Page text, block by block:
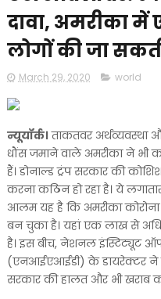
दावा, अमरीका में
लोगों की जा
March 29, 2020 world
न्यूयॉर्क।ताकतवर अर्थव्यवस्था
धौंस जमाने वाले अमरीका ने भी
हैं। डोनाल्ड ट्रंप सरकार की
करना कठिन हो रहा है। ये
आलम यह है कि अमरीका
बन चुका है। यहां एक लाख से
है। इस बीच, नेशनल इंस्टिट्यूट
(एनआईएआईडी) के डायरेक्टर ने
सरकार की हालत और भी खराब